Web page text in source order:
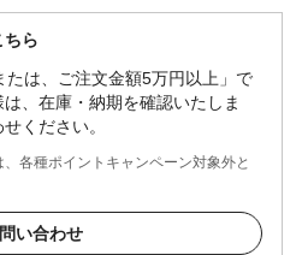
ちら
たは、ご注文金額5万円以上」で
、在庫・納期を確認いたしま
ください。
各種ポイントキャンペーン対象外と
い合わせ